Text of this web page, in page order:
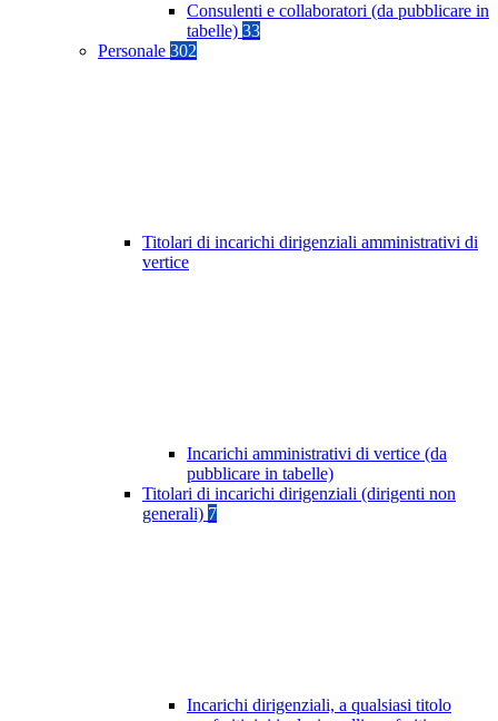
Consulenti e collaboratori (da pubblicare in
tabelle) 33
Personale 302
Titolari di incarichi dirigenziali amministrativi di
vertice
Incarichi amministrativi di vertice (da
pubblicare in tabelle)
Titolari di incarichi dirigenziali (dirigenti non
generali) 7
Incarichi dirigenziali, a qualsiasi titolo